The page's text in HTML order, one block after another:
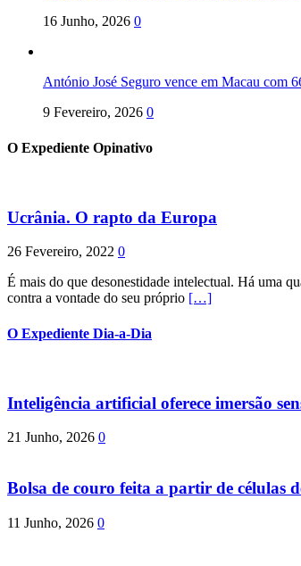
16 Junho, 2026 0
António José Seguro vence em Macau com
9 Fevereiro, 2026 0
O Expediente Opinativo
Ucrânia. O rapto da Europa
26 Fevereiro, 2022 0
É mais do que desonestidade intelectual. Há uma
contra a vontade do seu próprio […]
O Expediente Dia-a-Dia
Inteligência artificial oferece imersão
21 Junho, 2026 0
Bolsa de couro feita a partir de células
11 Junho, 2026 0